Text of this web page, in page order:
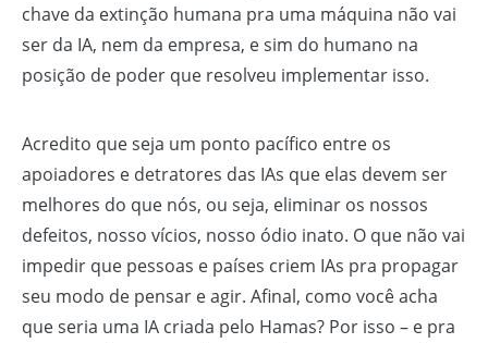
chave da extinção humana pra uma máquina não vai
ser da IA, nem da empresa, e sim do humano na
posição de poder que resolveu implementar isso.
Acredito que seja um ponto pacífico entre os
apoiadores e detratores das IAs que elas devem ser
melhores do que nós, ou seja, eliminar os nossos
defeitos, nosso vícios, nosso ódio inato. O que não vai
impedir que pessoas e países criem IAs pra propagar
seu modo de pensar e agir. Afinal, como você acha
que seria uma IA criada pelo Hamas? Por isso – e pra